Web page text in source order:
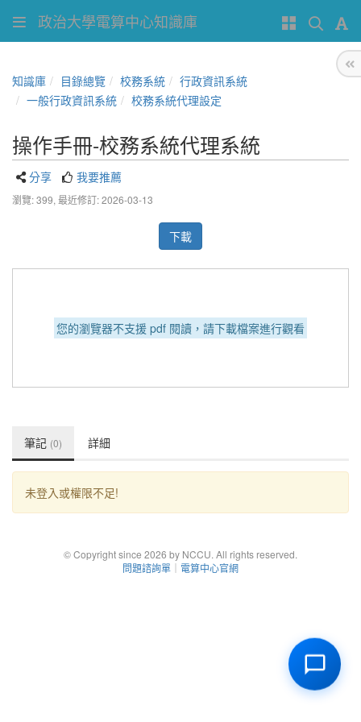
政治大學電算中心知識庫
知識庫 目錄總覽 校務系統
行政資訊系統
一般行政資訊系統
校務系統代理設定
操作手冊-校務系統代理系統
分享 我要推薦
瀏覽: 399, 最近修訂: 2026-03-13
下載
您的瀏覽器不支援 pdf 閱讀，請下載檔案進行觀看
筆記 (0) 詳細
未登入或權限不足!
© Copyright since 2026 by NCCU. All rights reserved.
問題諮詢單 ｜ 電算中心官網